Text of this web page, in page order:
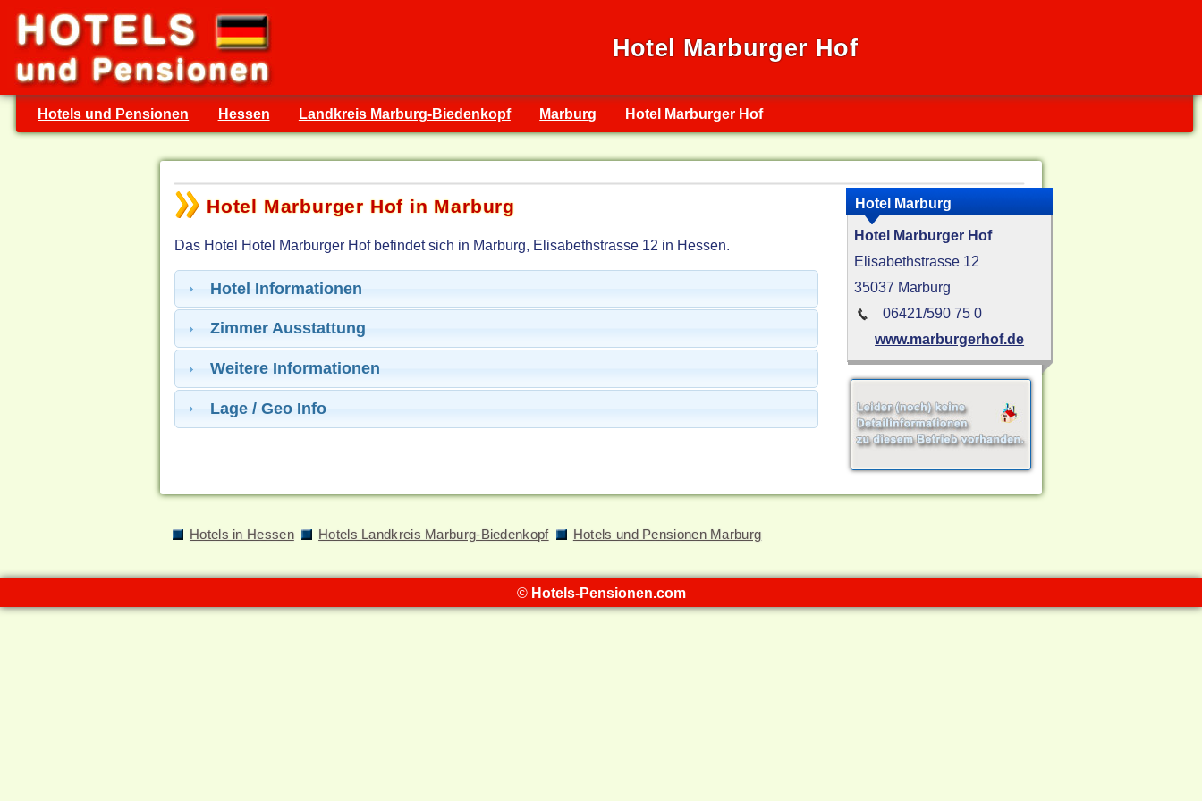
Hotel Marburger Hof
Hotels und Pensionen Hessen Landkreis Marburg-Biedenkopf Marburg Hotel Marburger Hof
Hotel Marburger Hof in Marburg
Das Hotel Hotel Marburger Hof befindet sich in Marburg, Elisabethstrasse 12 in Hessen.
Hotel Informationen
Zimmer Ausstattung
Weitere Informationen
Lage / Geo Info
Hotel Marburg
Hotel Marburger Hof
Elisabethstrasse 12
35037 Marburg
06421/590 75 0
www.marburgerhof.de
Hotels in Hessen Hotels Landkreis Marburg-Biedenkopf Hotels und Pensionen Marburg
© Hotels-Pensionen.com